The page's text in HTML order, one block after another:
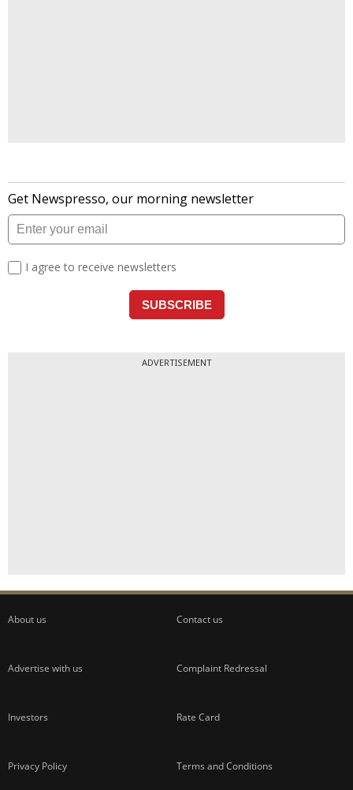
ADVERTISEMENT
About us Contact us
Advertise with us Complaint Redressal
Investors Rate Card
Privacy Policy Terms and Conditions